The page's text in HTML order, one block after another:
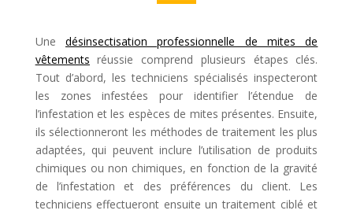
Unedésinsectisation professionnelle de mites de
vêtements réussie comprend plusieurs étapes clés.
Tout d’abord, les techniciens spécialisés inspecteront
les zones infestées pour identifier l’étendue de
l’infestation et les espèces de mites présentes. Ensuite,
ils sélectionneront les méthodes de traitement les plus
adaptées, qui peuvent inclure l’utilisation de produits
chimiques ou non chimiques, en fonction de la gravité
de l’infestation et des préférences du client. Les
techniciens effectueront ensuite un traitement ciblé et